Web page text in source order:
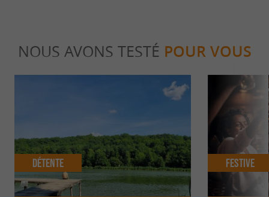
NOUS AVONS TESTÉ POUR VOUS
Détente Festive